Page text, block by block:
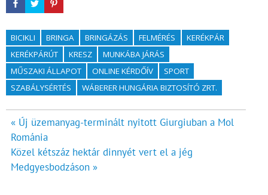
BICIKLI BRINGA BRINGÁZÁS FELMÉRÉS
KERÉKPÁR
KERÉKPÁRÚT
KRESZ
MUNKÁBA JÁRÁS
MŰSZAKI ÁLLAPOT
ONLINE KÉRDŐÍV
SPORT
SZABÁLYSÉRTÉS
WÁBERER HUNGÁRIA BIZTOSÍTÓ ZRT.
Bejegyzés
navigáció
« Új üzemanyag-terminált nyitott Giurgiuban a Mol
Románia
Közel kétszáz hektár dinnyét vert el a jég
Medgyesbodzáson »